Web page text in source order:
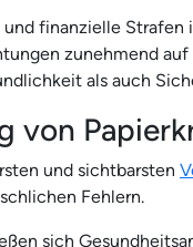
und finanzielle
zunehmend
als auch
von
und sichtbarsten
Fehlern.
sich